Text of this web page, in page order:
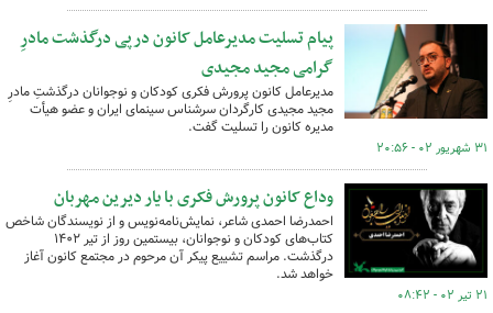
پیام تسلیت مدیرعامل کانون درپی درگذشت مادرِ
گرامی مجید مجیدی
مدیرعامل کانون پرورش فکری کودکان و نوجوانان درگذشتِ مادرِ
مجید مجیدی کارگردان سرشناس سینمای ایران و عضو هیأت
مدیره کانون را تسلیت گفت.
۳۱ شهریور ۰۲ - ۲۰:۵۶
وداع کانون پرورش فکری با یار دیرین مهربان
احمدرضا احمدی شاعر، نمایش‌نامه‌نویس و از نویسندگان شاخص
کتاب‌های کودکان و نوجوانان، بیستمین روز از تیر ۱۴۰۲
درگذشت. مراسم تشییع پیکر آن مرحوم در مجتمع کانون آغاز
خواهد شد.
۲۱ تیر ۰۲ - ۰۸:۴۲